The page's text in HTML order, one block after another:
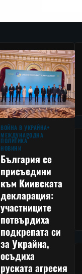
ВОЙНА В УКРАЙНА
МЕЖДУНАРОДНА
ПОЛИТИКА
НОВИНИ
България се
присъедини
към Киивската
декларация:
участниците
потвърдиха
подкрепата си
за Украйна,
осъдиха
руската агресия